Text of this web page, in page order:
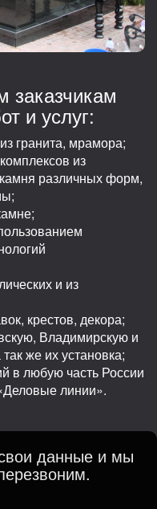
заказчикам
и услуг:
гранита, мрамора;
из
различных форм,
и из
крестов, декора;
Владимирскую и
же их установка;
в любую часть России
линии».
данные и мы